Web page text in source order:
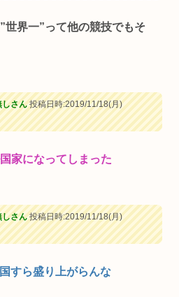
世界一”って他の競技でもそ
しさん投稿日時:2019/11/18(月)
家になってしまった
しさん投稿日時:2019/11/18(月)
すら盛り上がらんな